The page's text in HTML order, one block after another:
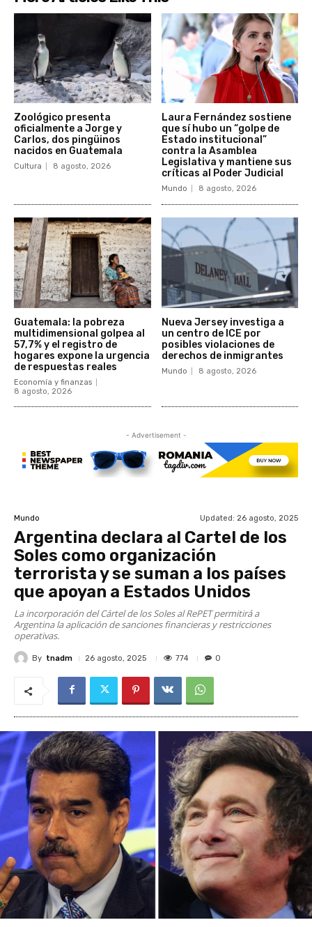
Zoológico presenta
oficialmente a Jorge y
Carlos, dos pingüinos
nacidos en Guatemala
Cultura 8 agosto, 2026
Laura Fernández sostiene
que sí hubo un “golpe de
Estado institucional”
contra la Asamblea
Legislativa y mantiene sus
críticas al Poder Judicial
Mundo 8 agosto, 2026
Guatemala: la pobreza
multidimensional golpea al
57,7% y el registro de
hogares expone la urgencia
de respuestas reales
Economía y finanzas
8 agosto, 2026
Nueva Jersey investiga a
un centro de ICE por
posibles violaciones de
derechos de inmigrantes
Mundo 8 agosto, 2026
- Advertisement -